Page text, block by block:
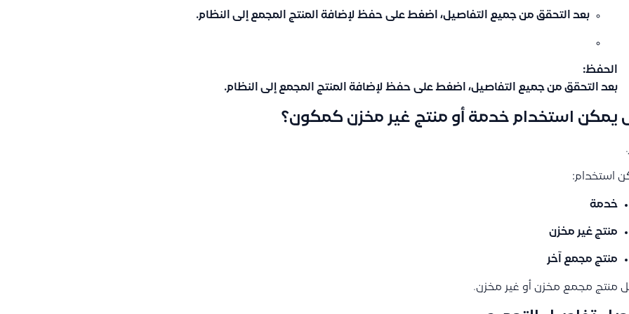
بعد التحقق من جميع التفاصيل، اضغط على حفظلإضافة المنتج المجمع إلى النظام.
الحفظ:
بعد التحقق من جميع التفاصيل، اضغط على حفظلإضافة المنتج المجمع إلى النظام.
يمكن استخدام خدمة أو منتج غير مخزن كمكون؟
استخدام:
خدمة
منتج غير مخزن
منتج مجمع آخر
منتج مجمع مخزن أو غير مخزن.